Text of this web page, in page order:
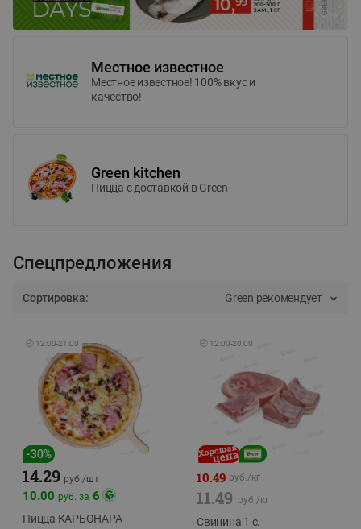
Местное известное
Местное известное! 100% вкус и
качество!
Green kitchen
Пицца c доставкой в Green
Спецпредложения
Сортировка: Green рекомендует
🕘 12:00-21:00
-30%
14.29 руб./шт
10.00 руб. за 6
Пицца КАРБОНАРА
🕘 12:00-20:00
10.49 руб./кг
11.49 руб./кг
Свинина 1 с.